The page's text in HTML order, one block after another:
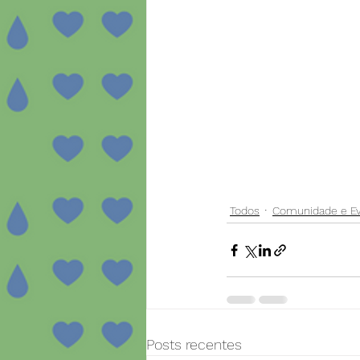
Todos Comunidade e
Posts recentes